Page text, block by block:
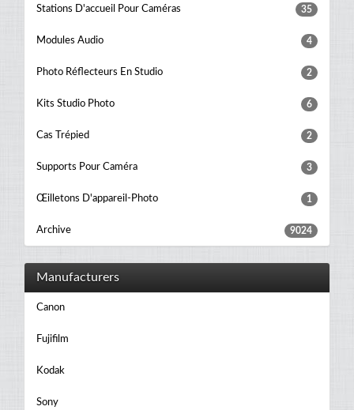
Stations D'accueil Pour Caméras 35
Modules Audio 4
Photo Réflecteurs En Studio 2
Kits Studio Photo 6
Cas Trépied 2
Supports Pour Caméra 3
Œilletons D'appareil-Photo 1
Archive 9024
Manufacturers
Canon
Fujifilm
Kodak
Sony